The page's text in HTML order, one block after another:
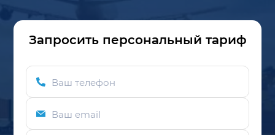
Запросить персональный тариф
Ваш телефон
Ваш email